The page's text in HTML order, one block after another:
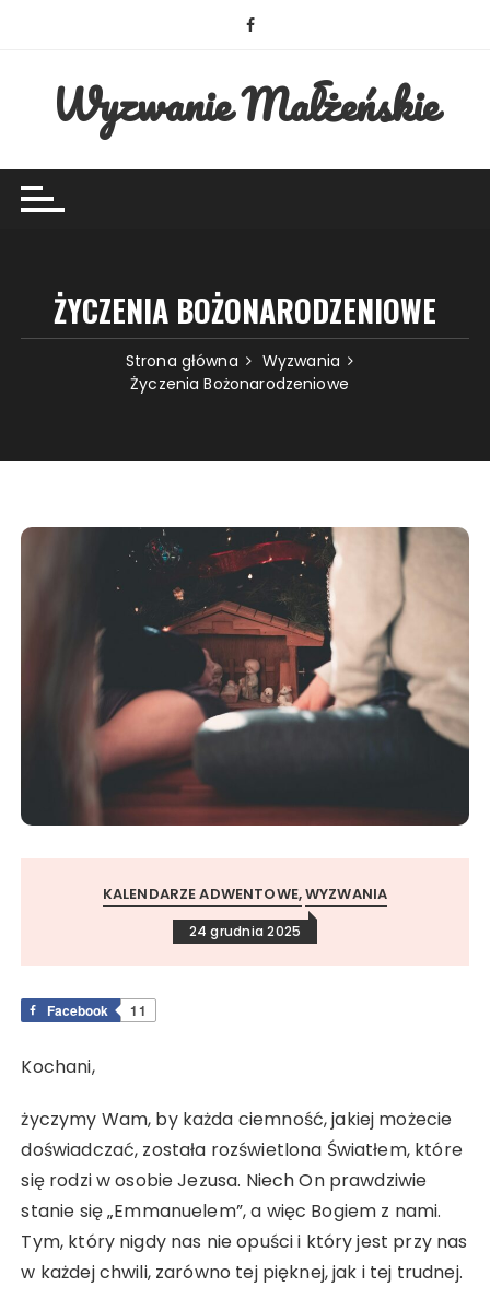
Wyzwanie Małżeńskie
ŻYCZENIA BOŻONARODZENIOWE
Strona główna
Wyzwania
Życzenia Bożonarodzeniowe
KALENDARZE ADWENTOWE WYZWANIA
24 grudnia 2025
Facebook 11
Kochani,
życzymy Wam, by każda ciemność, jakiej możecie
doświadczać, została rozświetlona Światłem, które
się rodzi w osobie Jezusa. Niech On prawdziwie
stanie się „Emmanuelem”, a więc Bogiem z nami.
Tym, który nigdy nas nie opuści i który jest przy nas
w każdej chwili, zarówno tej pięknej, jak i tej trudnej.